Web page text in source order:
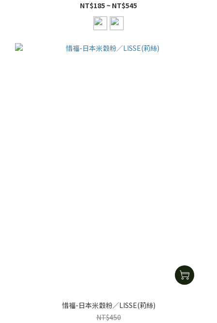
NT$185 ~ NT$545
惜福-日本米穀粉／LISSE(莉絲)
NT$450